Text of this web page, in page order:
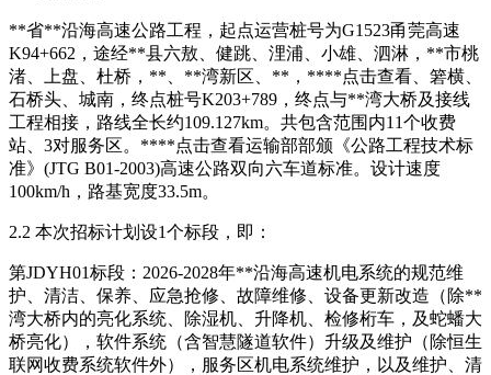
**省**沿海高速公路工程，起点运营桩号为G1523甬莞高速
K94+662，途经**县六敖、健跳、浬浦、小雄、泗淋，**市桃
渚、上盘、杜桥，**、**湾新区、**，****点击查看 、箬横、
石桥头、城南，终点桩号K203+789，终点与**湾大桥及接线
工程相接，路线全长约109.127km。共包含范围内11个收费
站、3对服务区。****点击查看运输部部颁《公路工程技术标
准》(JTG B01-2003)高速公路双向六车道标准。设计速度
100km/h，路基宽度33.5m。
2.2 本次招标计划设1个标段，即：
第JDYH01标段：2026-2028年**沿海高速机电系统的规范维
护、清洁、保养、应急抢修、故障维修、设备更新改造（除**
湾大桥内的亮化系统、除湿机、升降机、检修桁车，及蛇蟠大
桥亮化），软件系统（含智慧隧道软件）升级及维护（除恒生
联网收费系统软件外），服务区机电系统维护，以及维护、清